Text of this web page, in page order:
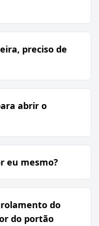
preciso de
abrir o
eu mesmo?
do
do portão